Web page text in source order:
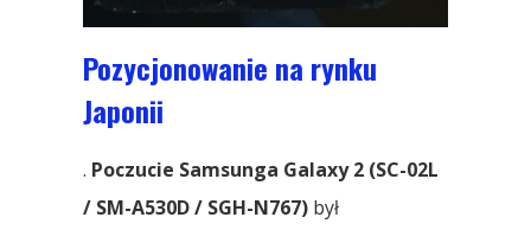
Pozycjonowanie na rynku
Japonii
. Poczucie Samsunga Galaxy 2 (SC-02L
/ SM-A530D / SGH-N767) był